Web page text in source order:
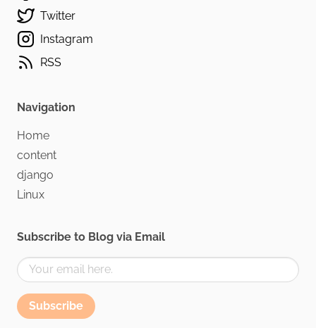
Twitter
Instagram
RSS
Navigation
Home
content
django
Linux
Subscribe to Blog via Email
Subscribe